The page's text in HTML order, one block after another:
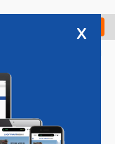
Check in
x